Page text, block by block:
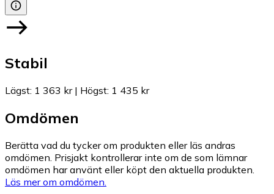
Stabil
Lägst: 1 363 kr| Högst: 1 435 kr
Omdömen
Berätta vad du tycker om produkten eller läs andras
omdömen. Prisjakt kontrollerar inte om de som lämnar
omdömen har använt eller köpt den aktuella produkten.
Läs mer om omdömen.